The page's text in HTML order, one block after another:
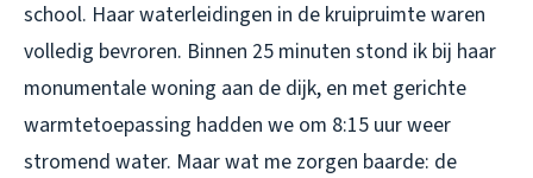
school. Haar waterleidingen in de kruipruimte waren
volledig bevroren. Binnen 25 minuten stond ik bij haar
monumentale woning aan de dijk, en met gerichte
warmtetoepassing hadden we om 8:15 uur weer
stromend water. Maar wat me zorgen baarde: de